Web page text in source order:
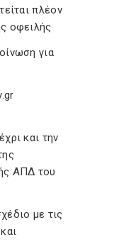
πλέον
οφειλής
για
και την
ΑΠΔ του
με τις